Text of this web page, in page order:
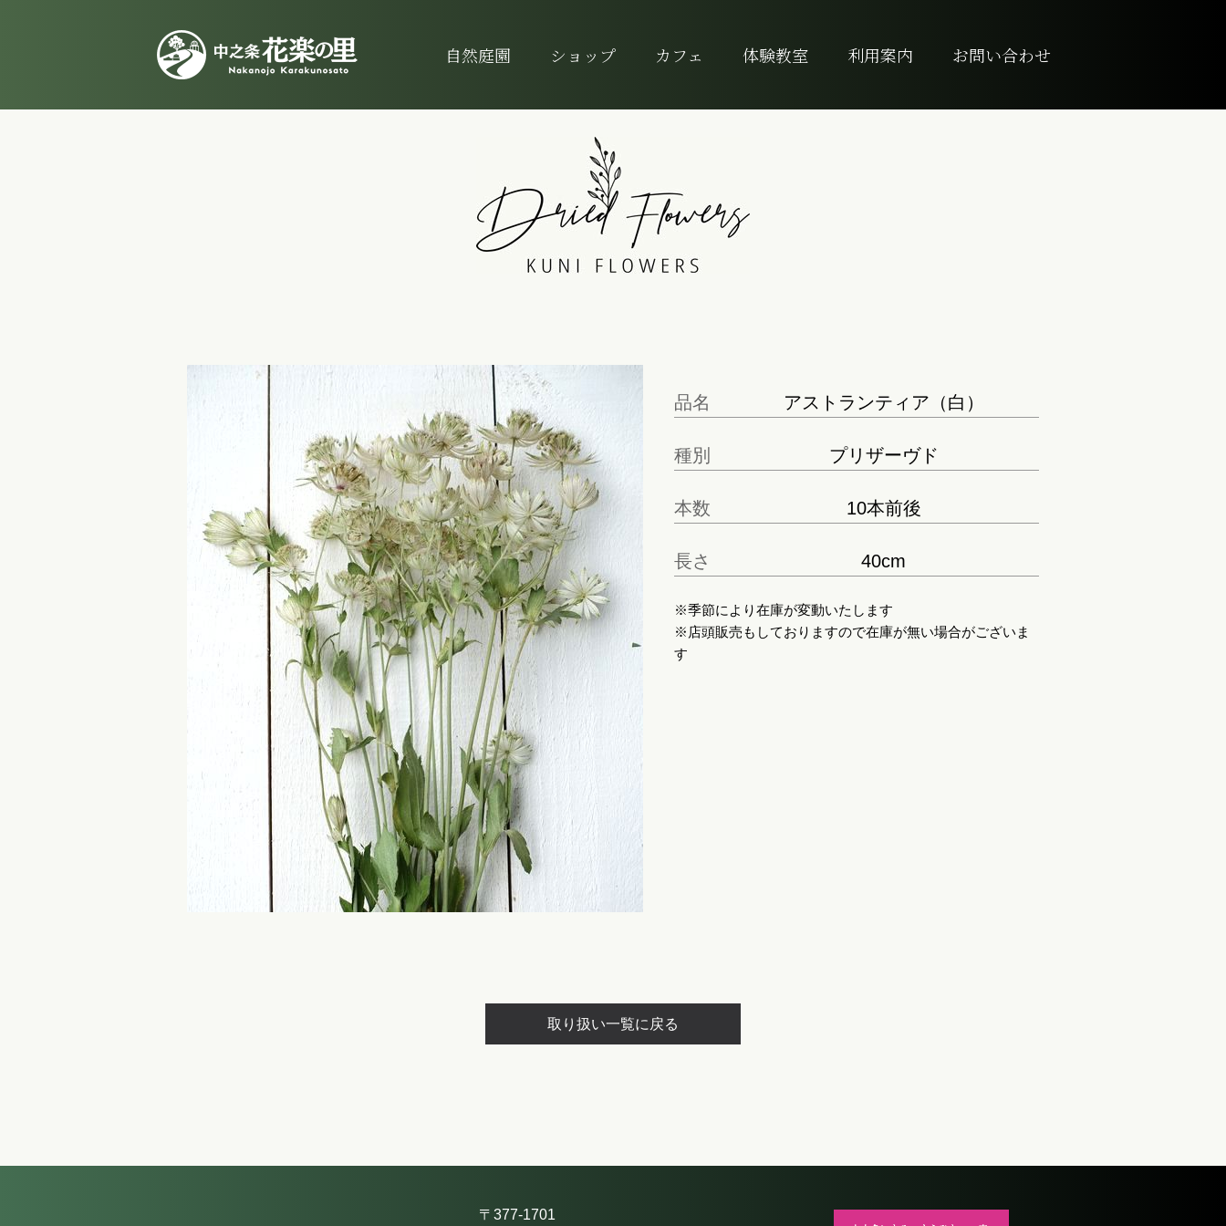
自然庭園 ショップ カフェ 体験教室 利用案内 お問い合わせ
品名 アストランティア（白）
種別 プリザーヴド
本数 10本前後
長さ 40cm
※季節により在庫が変動いたします
※店頭販売もしておりますので在庫が無い場合がございま
す
取り扱い一覧に戻る
〒377-1701